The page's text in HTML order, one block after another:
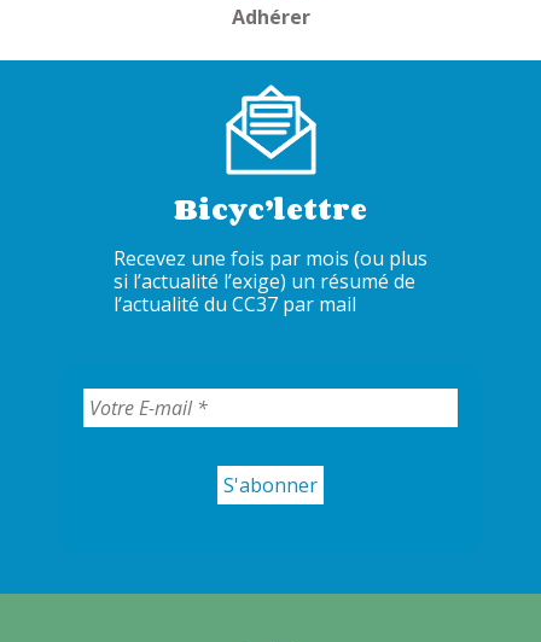
Adhérer
Bicyc’lettre
Recevez une fois par mois (ou plus
si l’actualité l’exige) un résumé de
l’actualité du CC37 par mail